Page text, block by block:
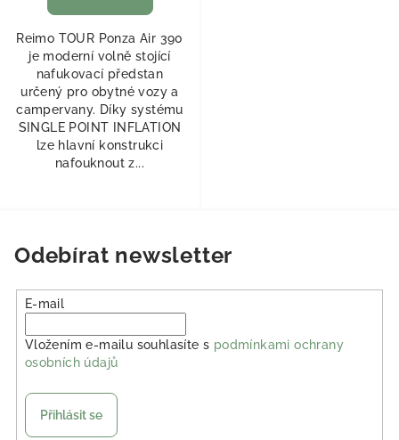
Reimo TOUR Ponza Air 390
je moderní volně stojící
nafukovací předstan
určený pro obytné vozy a
campervany. Díky systému
SINGLE POINT INFLATION
lze hlavní konstrukci
nafouknout z...
Odebírat newsletter
E-mail
Vložením e-mailu souhlasíte s podmínkami ochrany
osobních údajů
Přihlásit se